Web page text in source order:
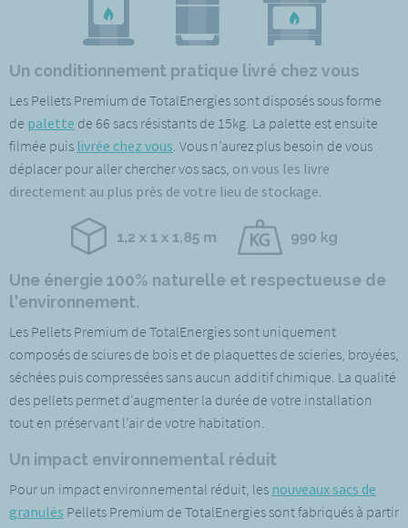
Un conditionnement pratique livré chez vous
Les Pellets Premium de TotalEnergies sont disposés sous forme
de palette de 66 sacs résistants de 15kg. La palette est ensuite
filmée puis livrée chez vous. Vous n’aurez plus besoin de vous
déplacer pour aller chercher vos sacs, on vous les livre
directement au plus près de votre lieu de stockage.
Une énergie 100% naturelle et respectueuse de
l’environnement.
Les Pellets Premium de TotalEnergies sont uniquement
composés de sciures de bois et de plaquettes de scieries, broyées,
séchées puis compressées sans aucun additif chimique. La qualité
des pellets permet d’augmenter la durée de votre installation
tout en préservant l’air de votre habitation.
Un impact environnemental réduit
Pour un impact environnemental réduit, les nouveaux sacs de
granulés Pellets Premium de TotalEnergies sont fabriqués à partir